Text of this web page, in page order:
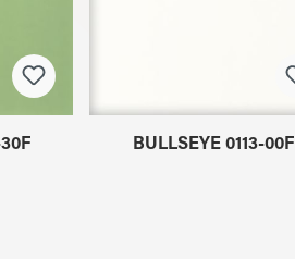
BULLSEYE 0113-00F